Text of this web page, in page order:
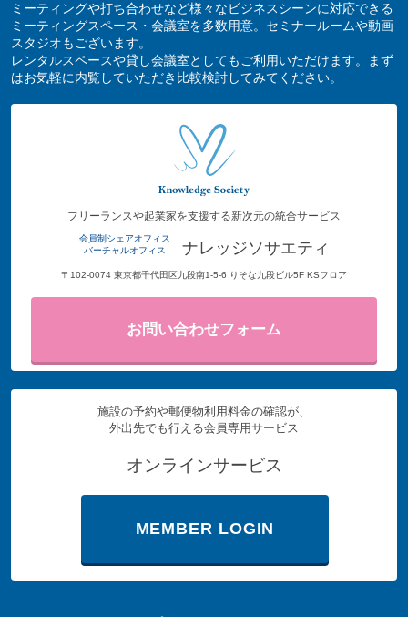
ミーティングや打ち合わせなど様々なビジネスシーンに対応できる
ミーティングスペース・会議室を多数用意。セミナールームや動画
スタジオもございます。
レンタルスペースや貸し会議室としてもご利用いただけます。まず
はお気軽に内覧していただき比較検討してみてください。
フリーランスや起業家を支援する新次元の統合サービス
会員制シェアオフィス
バーチャルオフィス
ナレッジソサエティ
〒102-0074 東京都千代田区九段南1-5-6 りそな九段ビル5F KSフロア
お問い合わせフォーム
施設の予約や郵便物利用料金の確認が、
外出先でも行える会員専用サービス
オンラインサービス
MEMBER LOGIN